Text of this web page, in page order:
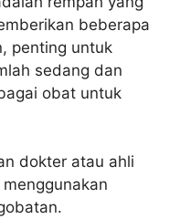
beberapa
penting untuk
sedang dan
obat untuk
dokter atau ahli